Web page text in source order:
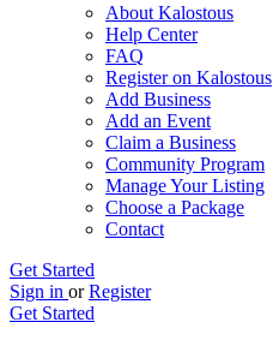
About Kalostous
Help Center
FAQ
Register on Kalostous
Add Business
Add an Event
Claim a Business
Community Program
Manage Your Listing
Choose a Package
Contact
Get Started
Sign in or Register
Get Started